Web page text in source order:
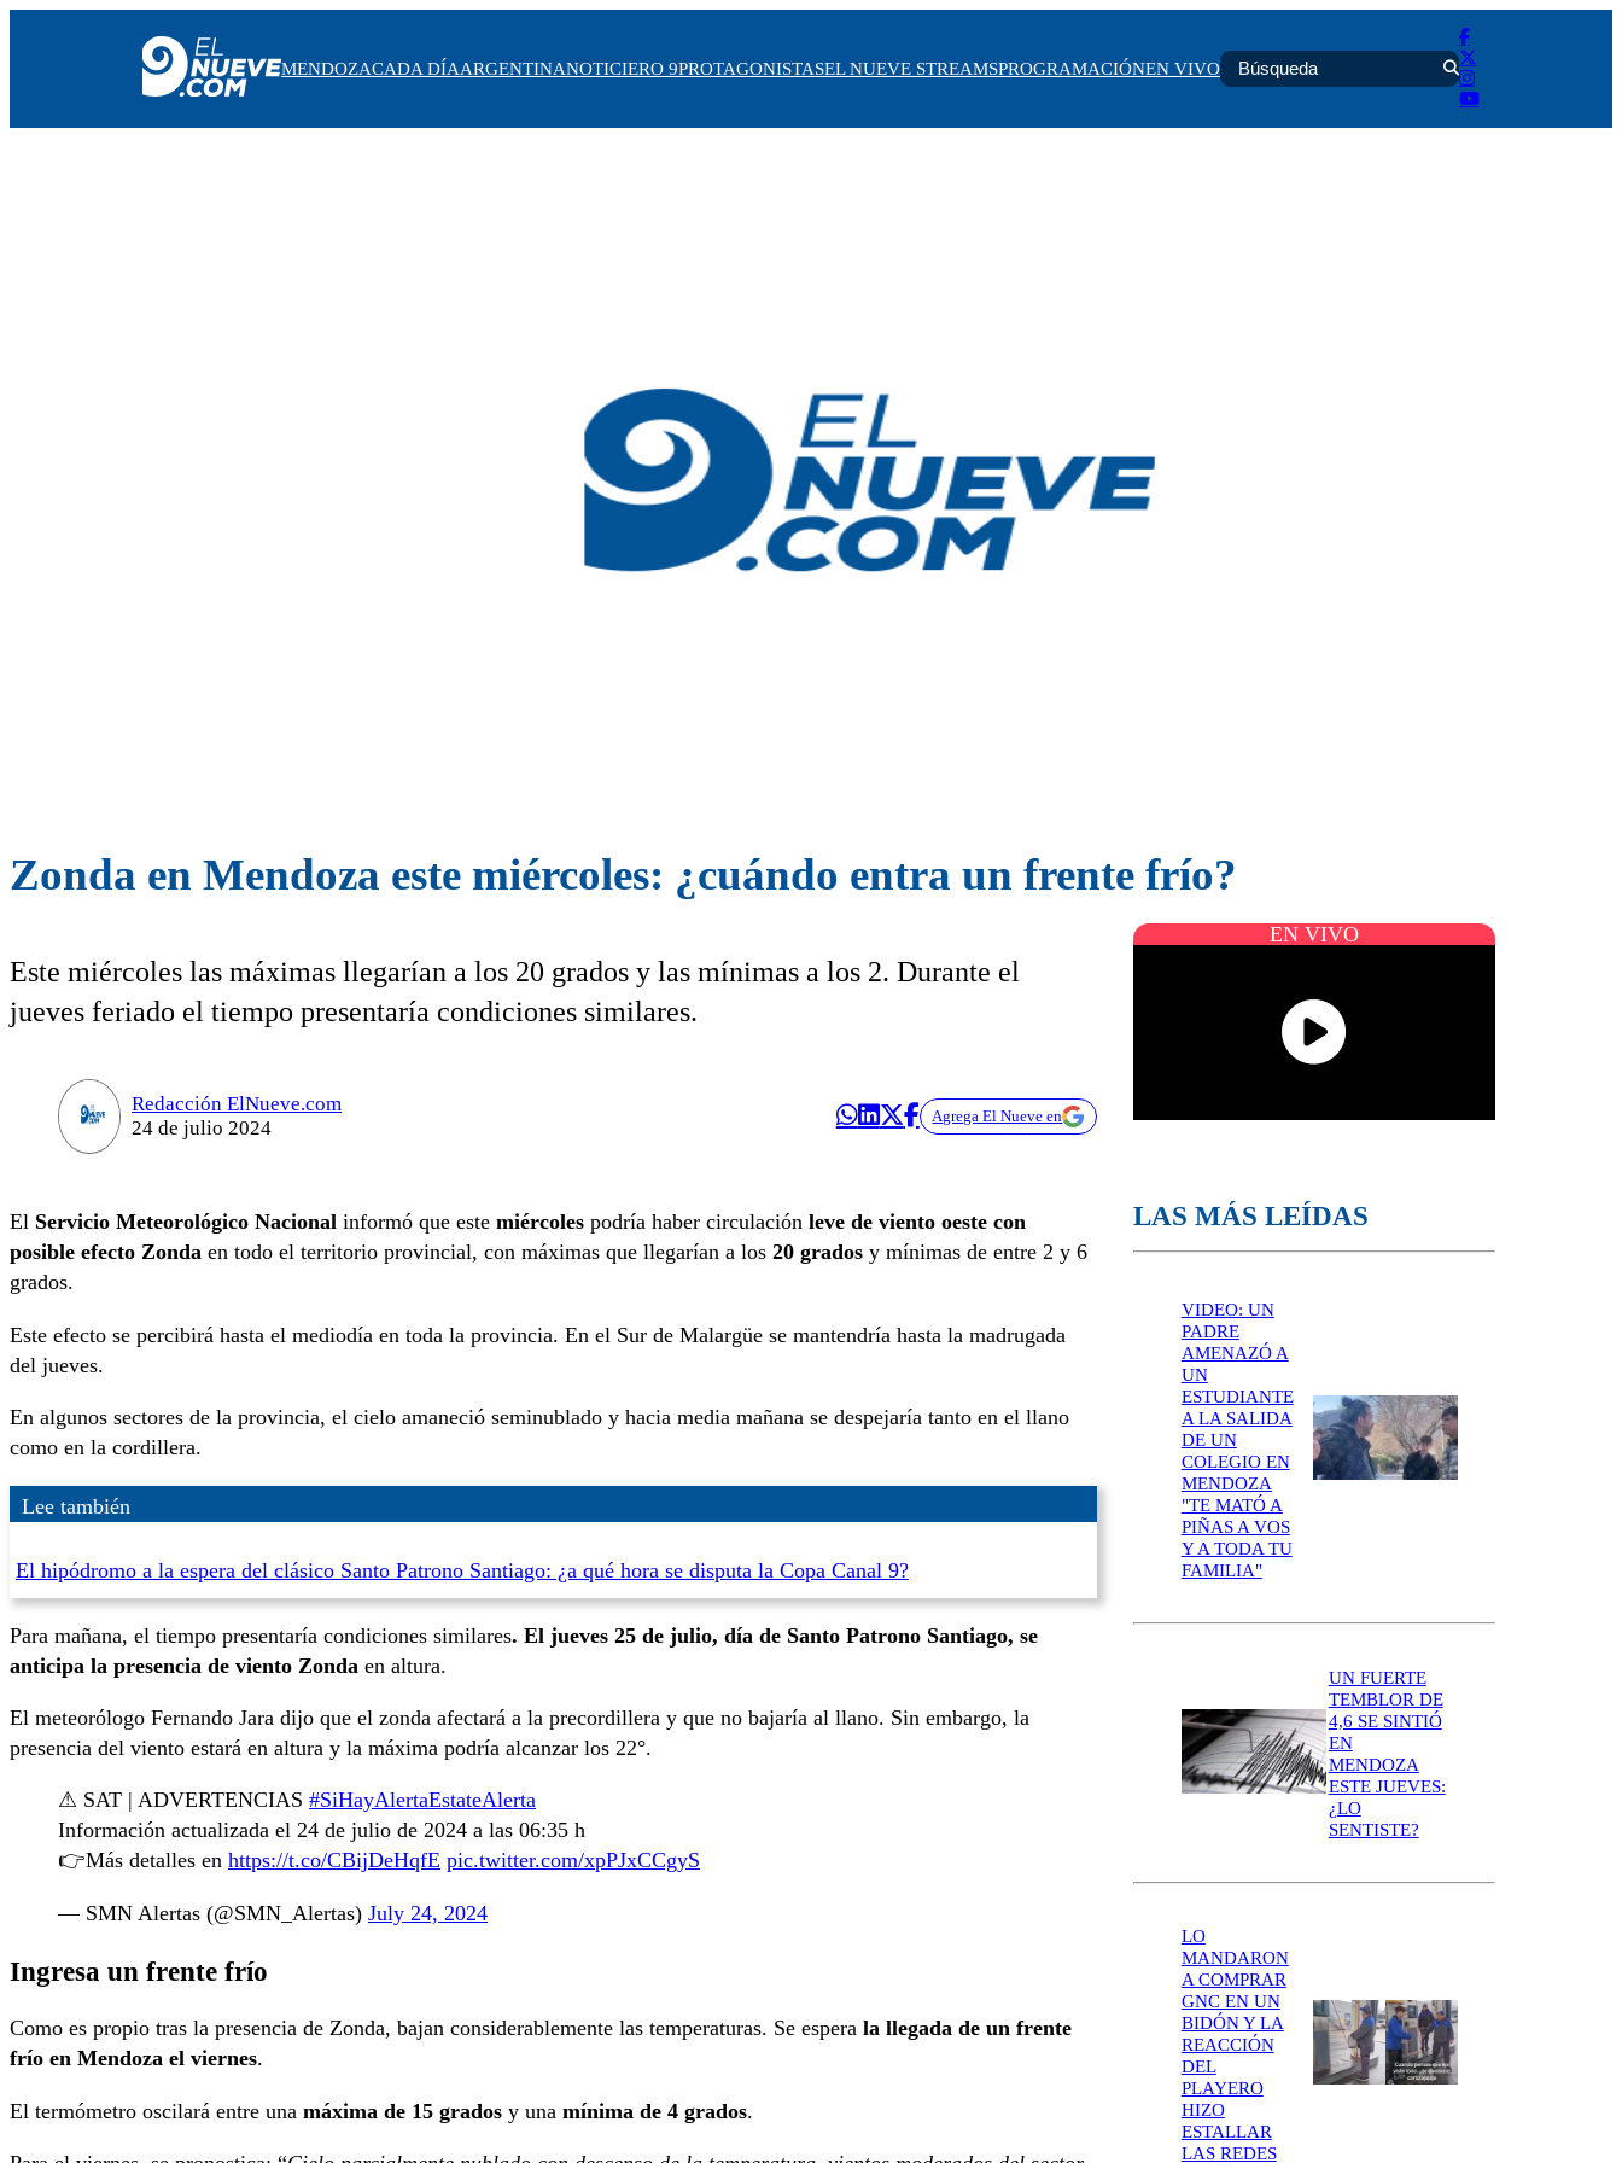
MENDOZACADA DÍAARGENTINANOTICIERO 9PROTAGONISTASEL NUEVE STREAMSPROGRAMACIÓNEN VIVO
Zonda en Mendoza este miércoles: ¿cuándo entra un frente frío?
Este miércoles las máximas llegarían a los 20 grados y las mínimas a los 2. Durante el
jueves feriado el tiempo presentaría condiciones similares.
Redacción ElNueve.com
24 de julio 2024
Agrega El Nueve en
El Servicio Meteorológico Nacional informó que este miércoles podría haber circulación leve de viento oeste con
posible efecto Zonda en todo el territorio provincial, con máximas que llegarían a los 20 grados y mínimas de entre 2 y 6
grados.
Este efecto se percibirá hasta el mediodía en toda la provincia. En el Sur de Malargüe se mantendría hasta la madrugada
del jueves.
En algunos sectores de la provincia, el cielo amaneció seminublado y hacia media mañana se despejaría tanto en el llano
como en la cordillera.
Lee también
El hipódromo a la espera del clásico Santo Patrono Santiago: ¿a qué hora se disputa la Copa Canal 9?
Para mañana, el tiempo presentaría condiciones similares. El jueves 25 de julio, día de Santo Patrono Santiago, se
anticipa la presencia de viento Zonda en altura.
El meteorólogo Fernando Jara dijo que el zonda afectará a la precordillera y que no bajaría al llano. Sin embargo, la
presencia del viento estará en altura y la máxima podría alcanzar los 22°.
⚠ SAT | ADVERTENCIAS #SiHayAlertaEstateAlerta
Información actualizada el 24 de julio de 2024 a las 06:35 h
👉Más detalles en https://t.co/CBijDeHqfE pic.twitter.com/xpPJxCCgyS
— SMN Alertas (@SMN_Alertas) July 24, 2024
Ingresa un frente frío
Como es propio tras la presencia de Zonda, bajan considerablemente las temperaturas. Se espera la llegada de un frente
frío en Mendoza el viernes.
El termómetro oscilará entre una máxima de 15 grados y una mínima de 4 grados.
EN VIVO
LAS MÁS LEÍDAS
VIDEO: UN
PADRE
AMENAZÓ A
UN
ESTUDIANTE
A LA SALIDA
DE UN
COLEGIO EN
MENDOZA
"TE MATÓ A
PIÑAS A VOS
Y A TODA TU
FAMILIA"
UN FUERTE
TEMBLOR DE
4,6 SE SINTIÓ
EN
MENDOZA
ESTE JUEVES:
¿LO
SENTISTE?
LO
MANDARON
A COMPRAR
GNC EN UN
BIDÓN Y LA
REACCIÓN
DEL
PLAYERO
HIZO
ESTALLAR
LAS REDES